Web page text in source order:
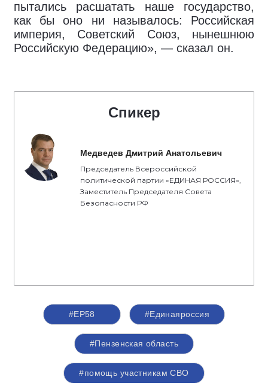
пытались расшатать наше государство,
как бы оно ни называлось: Российская
империя, Советский Союз, нынешнюю
Российскую Федерацию», — сказал он.
Спикер
Медведев Дмитрий Анатольевич
Председатель Всероссийской
политической партии «ЕДИНАЯ РОССИЯ»,
Заместитель Председателя Совета
Безопасности РФ
#ЕР58 #Единаяроссия
#Пензенская область
#помощь участникам СВО